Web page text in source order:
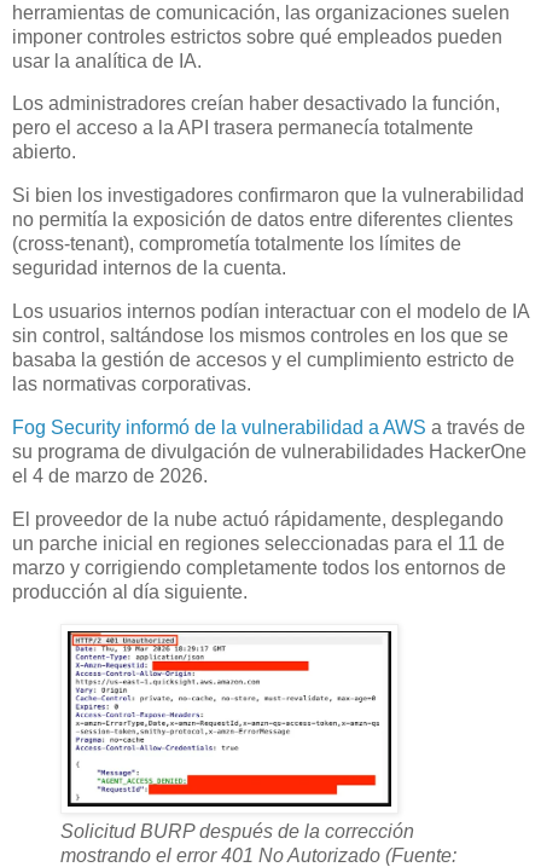
herramientas de comunicación, las organizaciones suelen
imponer controles estrictos sobre qué empleados pueden
usar la analítica de IA.
Los administradores creían haber desactivado la función,
pero el acceso a la API trasera permanecía totalmente
abierto.
Si bien los investigadores confirmaron que la vulnerabilidad
no permitía la exposición de datos entre diferentes clientes
(cross-tenant), comprometía totalmente los límites de
seguridad internos de la cuenta.
Los usuarios internos podían interactuar con el modelo de IA
sin control, saltándose los mismos controles en los que se
basaba la gestión de accesos y el cumplimiento estricto de
las normativas corporativas.
Fog Security informó de la vulnerabilidad a AWS a través de
su programa de divulgación de vulnerabilidades HackerOne
el 4 de marzo de 2026.
El proveedor de la nube actuó rápidamente, desplegando
un parche inicial en regiones seleccionadas para el 11 de
marzo y corrigiendo completamente todos los entornos de
producción al día siguiente.
Solicitud BURP después de la corrección
mostrando el error 401 No Autorizado (Fuente: